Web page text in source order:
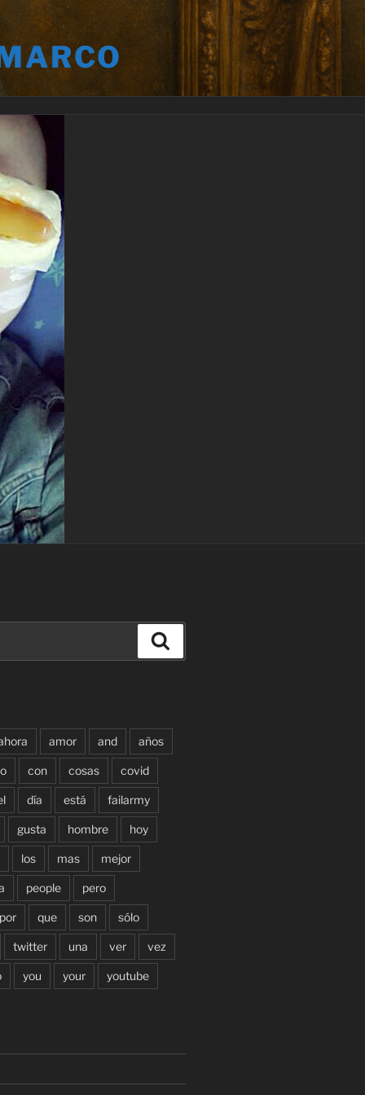
amor and años
con cosas covid
día está failarmy
gusta hombre hoy
los mas mejor
people pero
que son sólo
twitter una ver vez
you your youtube